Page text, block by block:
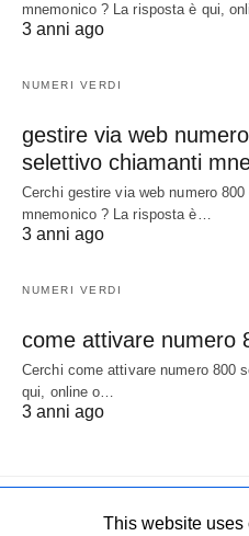
mnemonico ? La risposta è qui,
3 anni ago
NUMERI VERDI
gestire via web
selettivo chiamanti
Cerchi gestire via web numero
mnemonico ? La risposta è…
3 anni ago
NUMERI VERDI
come attivare numero
Cerchi come attivare numero 800
qui, online o…
3 anni ago
All Rights Reserved
This website uses